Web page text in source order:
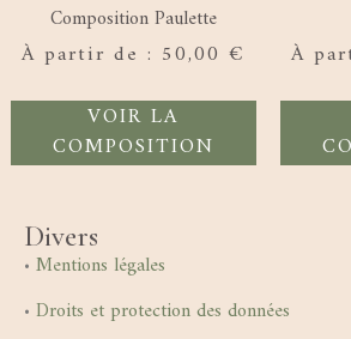
Composition Paulette
À partir de : 50,00 €
VOIR LA
COMPOSITION
À
Divers
• Mentions légales
• Droits et protection des données